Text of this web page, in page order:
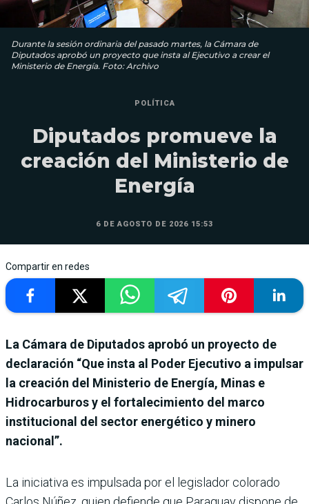
Durante la sesión ordinaria del pasado martes, la Cámara de
Diputados aprobó un proyecto que insta al Ejecutivo a crear el
Ministerio de Energía. Foto: Archivo
POLÍTICA
Diputados promueve la
creación del Ministerio de
Energía
6 DE AGOSTO DE 2026 15:53
Compartir en redes
La Cámara de Diputados aprobó un proyecto de
declaración “Que insta al Poder Ejecutivo a impulsar
la creación del Ministerio de Energía, Minas e
Hidrocarburos y el fortalecimiento del marco
institucional del sector energético y minero
nacional”.
La iniciativa es impulsada por el legislador colorado